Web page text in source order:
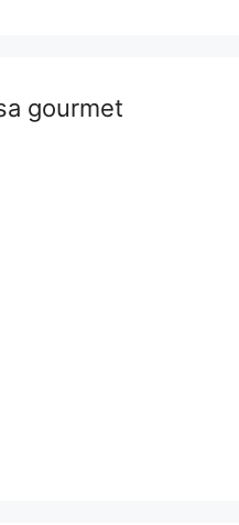
gourmet